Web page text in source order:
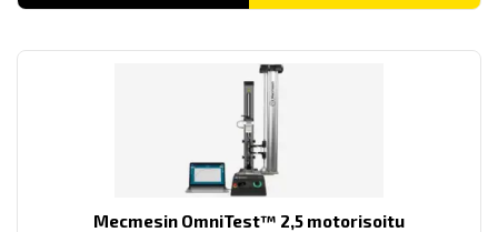
Mecmesin OmniTest™ 2,5 motorisoitu